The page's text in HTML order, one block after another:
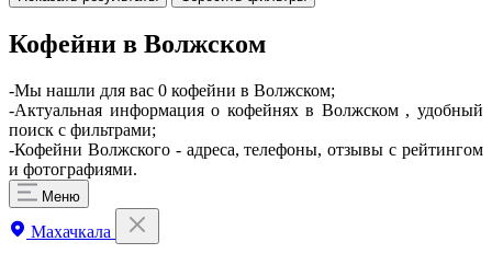
Кофейни в Волжском
-Мы нашли для вас 0 кофейни в Волжском;
-Актуальная информация о кофейнях в Волжском , удобный
поиск с фильтрами;
-Кофейни Волжского - адреса, телефоны, отзывы с рейтингом
и фотографиями.
Меню
Махачкала